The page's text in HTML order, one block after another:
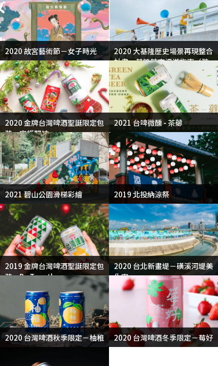
2020 故宮藝術節－女子時光
2020 大基隆歷史場景再現整合
計畫－基隆時空漫遊指南（裝
置藝術）
2020 金牌台灣啤酒聖誕限定包
裝－守護門神
2021 台啤微醺 - 茶薌
2021 碧山公園滑梯彩繪 2019 北投納涼祭
2019 金牌台灣啤酒聖誕限定包
裝－Be Together
2020 台北新畫堤－磺溪河堤美
化案
2020 台灣啤酒秋季限定－柚稚 2020 台灣啤酒冬季限定－莓好